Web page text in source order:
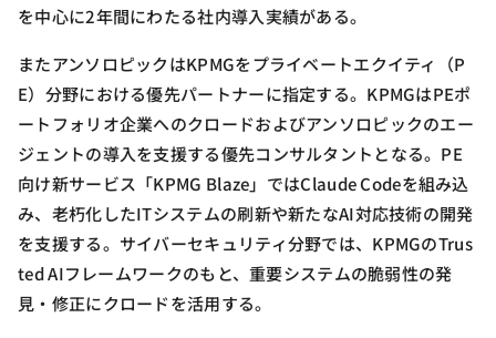
を中心に2年間にわたる社内導入実績がある。
またアンソロピックはKPMGをプライベートエクイティ（P
E）分野における優先パートナーに指定する。KPMGはPEポ
ートフォリオ企業へのクロードおよびアンソロピックのエー
ジェントの導入を支援する優先コンサルタントとなる。PE
向け新サービス「KPMG Blaze」ではClaude Codeを組み込
み、老朽化したITシステムの刷新や新たなAI対応技術の開発
を支援する。サイバーセキュリティ分野では、KPMGのTrus
ted AIフレームワークのもと、重要システムの脆弱性の発
見・修正にクロードを活用する。